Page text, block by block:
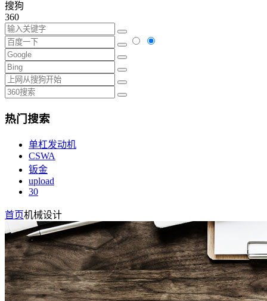
搜狗
360
热门搜索
单杠发动机
CSWA
钣金
upload
30
首页机械设计